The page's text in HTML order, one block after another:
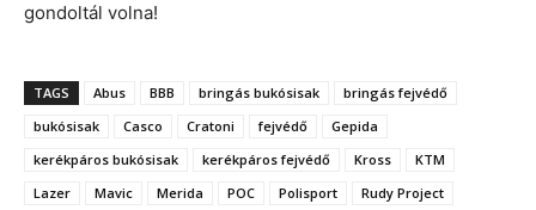
gondoltál volna!
TAGS Abus BBB bringás bukósisak
bringás fejvédő
bukósisak
Casco Cratoni fejvédő
Gepida
kerékpáros bukósisak
kerékpáros fejvédő Kross
KTM
Lazer
Mavic Merida POC Polisport
Rudy Project